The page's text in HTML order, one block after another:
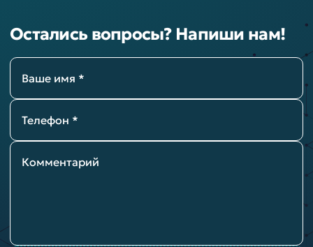
Остались вопросы? Напиши нам!
Ваше имя *
Телефон *
Комментарий